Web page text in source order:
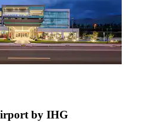
by IHG